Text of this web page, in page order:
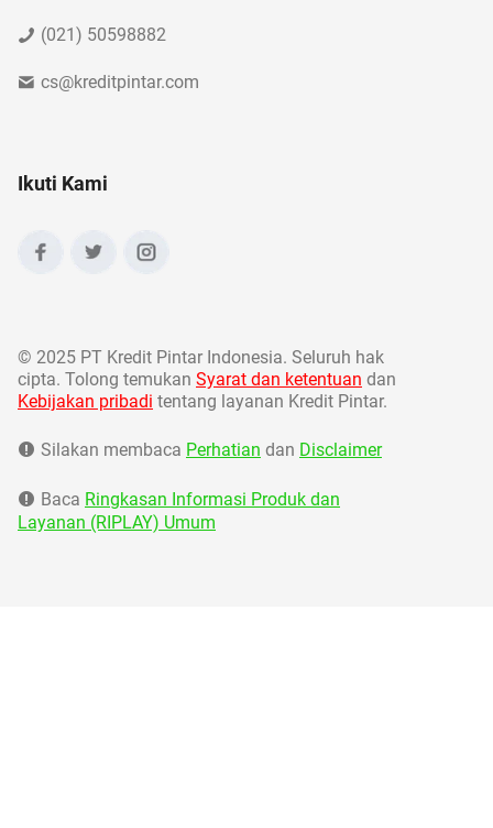
(021) 50598882
cs@kreditpintar.com
Ikuti Kami
© 2025 PT Kredit Pintar Indonesia. Seluruh hak
cipta. Tolong temukan Syarat dan ketentuan dan
Kebijakan pribadi tentang layanan Kredit Pintar.
Silakan membaca Perhatian dan Disclaimer
Baca Ringkasan Informasi Produk dan
Layanan (RIPLAY) Umum